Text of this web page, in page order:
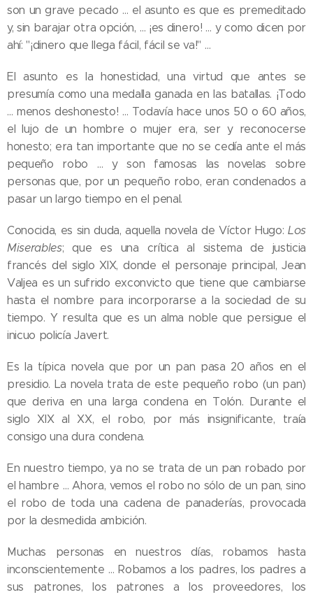
son un grave pecado … el asunto es que es premeditado
y, sin barajar otra opción, … ¡es dinero! … y como dicen por
ahí: "¡dinero que llega fácil, fácil se va!" …
El asunto es la honestidad, una virtud que antes se
presumía como una medalla ganada en las batallas. ¡Todo
… menos deshonesto! … Todavía hace unos 50 o 60 años,
el lujo de un hombre o mujer era, ser y reconocerse
honesto; era tan importante que no se cedía ante el más
pequeño robo … y son famosas las novelas sobre
personas que, por un pequeño robo, eran condenados a
pasar un largo tiempo en el penal.
Conocida, es sin duda, aquella novela de Víctor Hugo: Los
Miserables; que es una crítica al sistema de justicia
francés del siglo XIX, donde el personaje principal, Jean
Valjea es un sufrido exconvicto que tiene que cambiarse
hasta el nombre para incorporarse a la sociedad de su
tiempo. Y resulta que es un alma noble que persigue el
inicuo policía Javert.
Es la típica novela que por un pan pasa 20 años en el
presidio. La novela trata de este pequeño robo (un pan)
que deriva en una larga condena en Tolón. Durante el
siglo XIX al XX, el robo, por más insignificante, traía
consigo una dura condena.
En nuestro tiempo, ya no se trata de un pan robado por
el hambre … Ahora, vemos el robo no sólo de un pan, sino
el robo de toda una cadena de panaderías, provocada
por la desmedida ambición.
Muchas personas en nuestros días, robamos hasta
inconscientemente … Robamos a los padres, los padres a
sus patrones, los patrones a los proveedores, los